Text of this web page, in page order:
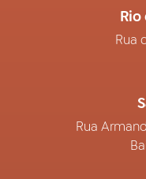
Rio
Rua
Rua